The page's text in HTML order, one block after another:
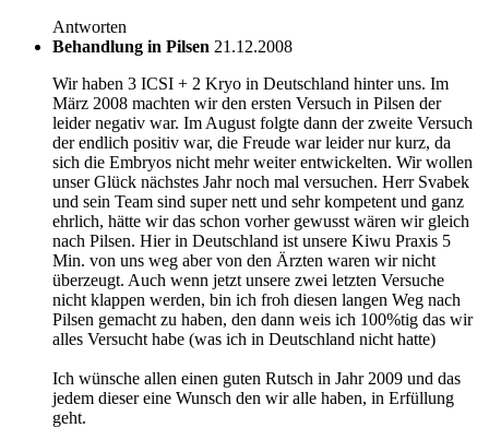
Antworten
Behandlung in Pilsen 21.12.2008
Wir haben 3 ICSI + 2 Kryo in Deutschland hinter uns. Im
März 2008 machten wir den ersten Versuch in Pilsen der
leider negativ war. Im August folgte dann der zweite Versuch
der endlich positiv war, die Freude war leider nur kurz, da
sich die Embryos nicht mehr weiter entwickelten. Wir wollen
unser Glück nächstes Jahr noch mal versuchen. Herr Svabek
und sein Team sind super nett und sehr kompetent und ganz
ehrlich, hätte wir das schon vorher gewusst wären wir gleich
nach Pilsen. Hier in Deutschland ist unsere Kiwu Praxis 5
Min. von uns weg aber von den Ärzten waren wir nicht
überzeugt. Auch wenn jetzt unsere zwei letzten Versuche
nicht klappen werden, bin ich froh diesen langen Weg nach
Pilsen gemacht zu haben, den dann weis ich 100%tig das wir
alles Versucht habe (was ich in Deutschland nicht hatte)
Ich wünsche allen einen guten Rutsch in Jahr 2009 und das
jedem dieser eine Wunsch den wir alle haben, in Erfüllung
geht.